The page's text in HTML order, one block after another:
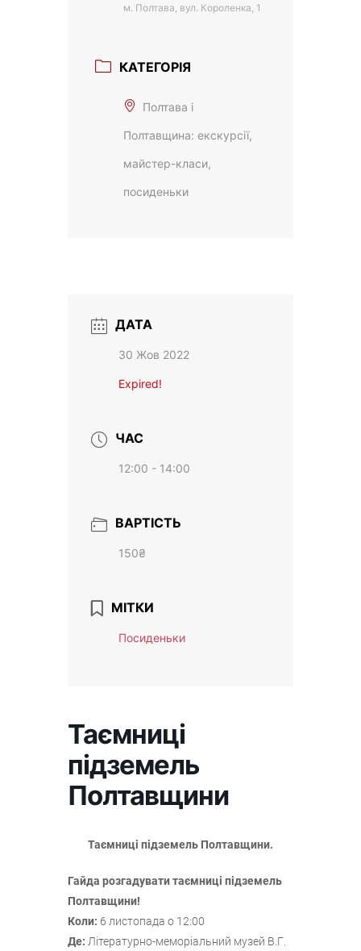
м. Полтава, вул. Короленка, 1
КАТЕГОРІЯ
Полтава і
Полтавщина: екскурсії,
майстер-класи,
посиденьки
ДАТА
30 Жов 2022
Expired!
ЧАС
12:00 - 14:00
ВАРТІСТЬ
150₴
МІТКИ
Посиденьки
Таємниці
підземель
Полтавщини
Таємниці підземель Полтавщини.
Гайда розгадувати таємниці підземель
Полтавщини!
Коли: 6 листопада о 12:00
Де: Літературно-меморіальний музей В.Г.